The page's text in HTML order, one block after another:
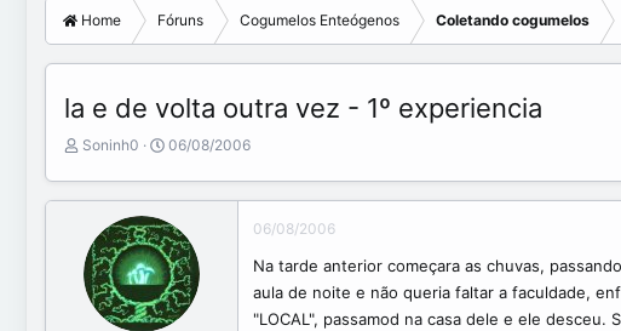
Home Fóruns Cogumelos Enteógenos Coletando cogumelos
la e de volta outra vez - 1º experiencia
C
i
o
r
d
Soninh0
D
t
d
e
i
n
í
06/08/2006
06/08/2006
Na tarde anterior começara as chuvas,
aula de noite e não queria faltar a faculdade,
"LOCAL", passamod na casa dele e ele